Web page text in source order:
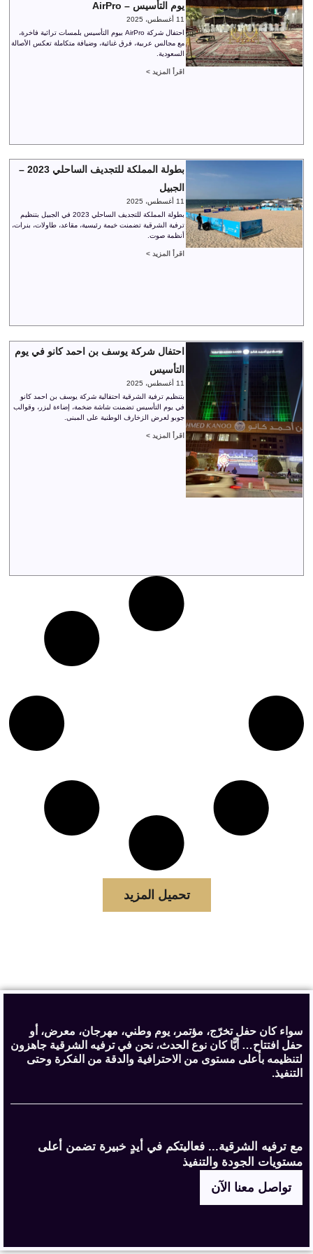
يوم التأسيس – AirPro
11 أغسطس، 2025
احتفال شركة AirPro بيوم التأسيس بلمسات تراثية فاخرة،
مع مجالس عربية، فرق غنائية، وضيافة متكاملة تعكس الأصالة
السعودية.
اقرأ المزيد >
بطولة المملكة للتجديف الساحلي 2023 –
الجبيل
11 أغسطس، 2025
بطولة المملكة للتجديف الساحلي 2023 في الجبيل بتنظيم
ترفية الشرقية تضمنت خيمة رئيسية، مقاعد، طاولات، بنرات،
أنظمة صوت.
اقرأ المزيد >
احتفال شركة يوسف بن احمد كانو في يوم
التأسيس
11 أغسطس، 2025
بتنظيم ترفية الشرقية احتفالية شركة يوسف بن احمد كانو
في يوم التأسيس تضمنت شاشة ضخمة، إضاءة ليزر، وقوالب
جوبو لعرض الزخارف الوطنية على المبنى.
اقرأ المزيد >
تحميل المزيد
سواء كان حفل تخرّج، مؤتمر، يوم وطني، مهرجان، معرض، أو
حفل افتتاح… أيًّا كان نوع الحدث، نحن في ترفيه الشرقية جاهزون
لتنظيمه بأعلى مستوى من الاحترافية والدقة من الفكرة وحتى
التنفيذ.
مع ترفيه الشرقية... فعاليتكم في أيدٍ خبيرة تضمن أعلى
مستويات الجودة والتنفيذ
تواصل معنا الآن